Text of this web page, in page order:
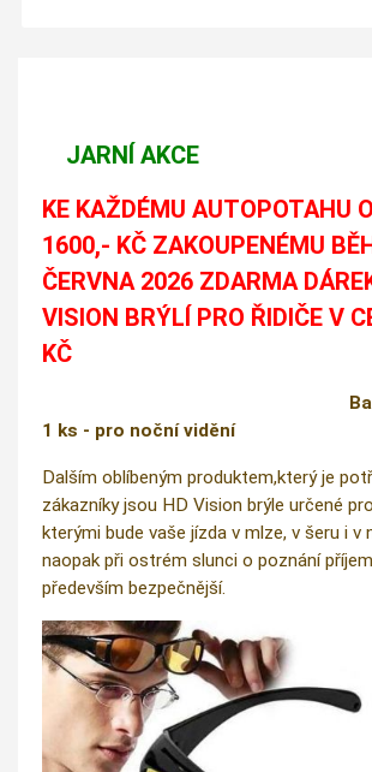
JARNÍ AKCE
KE KAŽDÉMU AUTOPOTAHU
1600,- KČ ZAKOUPENÉMU
ČERVNA 2026 ZDARMA
VISION BRÝLÍ PRO ŘIDIČE V
KČ
1 ks - pro noční vidění
Dalším oblíbeným produktem,který je
zákazníky jsou HD Vision brýle určené
kterými bude vaše jízda v mlze, v šeru i v
naopak při ostrém slunci o poznání
především bezpečnější.